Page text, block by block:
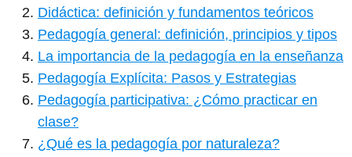
Didáctica: definición y fundamentos teóricos
Pedagogía general: definición, principios y tipos
La importancia de la pedagogía en la enseñanza
Pedagogía Explícita: Pasos y Estrategias
Pedagogía participativa: ¿Cómo practicar en
clase?
¿Qué es la pedagogía por naturaleza?